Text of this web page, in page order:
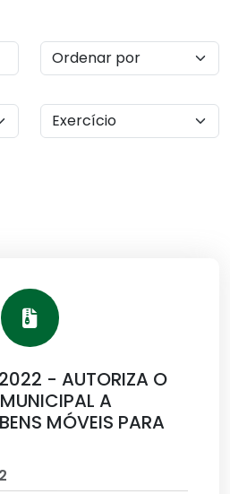
- AUTORIZA O
A
MÓVEIS PARA